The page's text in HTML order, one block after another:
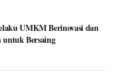
UMKM Berinovasi dan
Bersaing